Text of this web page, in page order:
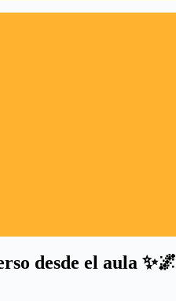
desde el aula ✨🌌